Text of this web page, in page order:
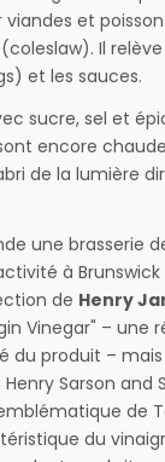
et
Il relève
et les sauces.
sucre, sel et
encore
de la lumière
une brasserie
à Brunswick
de Henry
Vinegar" – une
du produit –
Sarson and
de
du